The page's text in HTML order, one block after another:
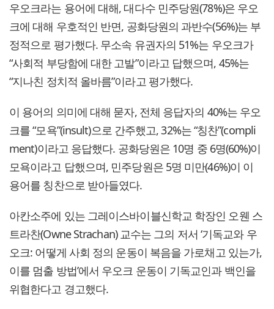
우오크라는 용어에 대해, 대다수 민주당원(78%)은 우오
크에 대해 우호적인 반면, 공화당원의 과반수(56%)는 부
정적으로 평가했다. 무소속 유권자의 51%는 우오크가
“사회적 부당함에 대한 고발”이라고 답했으며, 45%는
“지나친 정치적 올바름”이라고 평가했다.
이 용어의 의미에 대해 묻자, 전체 응답자의 40%는 우오
크를 “모욕”(insult)으로 간주했고, 32%는 “칭찬”(compli
ment)이라고 응답했다. 공화당원은 10명 중 6명(60%)이
모욕이라고 답했으며, 민주당원은 5명 미만(46%)이 이
용어를 칭찬으로 받아들였다.
아칸소주에 있는 그레이스바이블신학교 학장인 오웬 스
트라찬(Owne Strachan) 교수는 그의 저서 ‘기독교와 우
오크: 어떻게 사회 정의 운동이 복음을 가로채고 있는가,
이를 멈출 방법’에서 우오크 운동이 기독교인과 백인을
위협한다고 경고했다.